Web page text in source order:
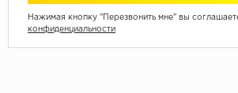
Нажимая кнопку "Перезвонить мне" вы
конфиденциальности